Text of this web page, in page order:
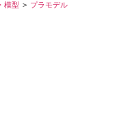
模型
プラモデル